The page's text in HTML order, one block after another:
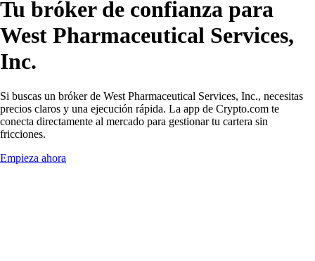
Tu bróker de confianza para
West Pharmaceutical Services,
Inc.
Si buscas un bróker de West Pharmaceutical Services, Inc., necesitas
precios claros y una ejecución rápida. La app de Crypto.com te
conecta directamente al mercado para gestionar tu cartera sin
fricciones.
Empieza ahora